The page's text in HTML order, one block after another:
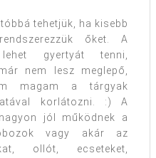
tehetjük, ha kisebb
őket. A
gyertyát tenni,
nem lesz meglepő,
magam a tárgyak
korlátozni. :) A
jól működnek a
vagy akár az
ollót, ecseteket,